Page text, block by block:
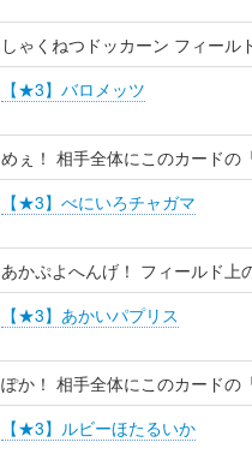
しゃくねつドッカーン フィー
【★3】バロメッツ
めぇ！ 相手全体にこのカードの
【★3】べにいろチャガマ
あかぷよへんげ！ フィールド上
【★3】あかいパプリス
ぽか！ 相手全体にこのカードの
【★3】ルビーほたるいか